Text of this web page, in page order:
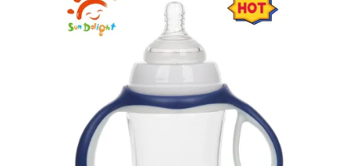
GEVALLEN
SITEMAP